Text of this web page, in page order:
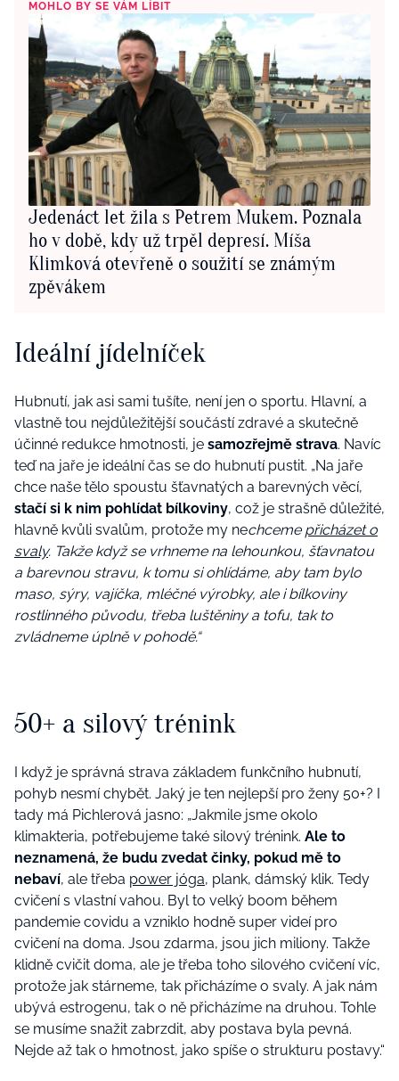
MOHLO BY SE VÁM LÍBIT
Jedenáct let žila s Petrem Mukem. Poznala
ho v době, kdy už trpěl depresí. Míša
Klimková otevřeně o soužití se známým
zpěvákem
Ideální jídelníček
Hubnutí, jak asi sami tušíte, není jen o sportu. Hlavní, a
vlastně tou nejdůležitější součástí zdravé a skutečně
účinné redukce hmotnosti, je samozřejmě strava. Navíc
teď na jaře je ideální čas se do hubnutí pustit. „Na jaře
chce naše tělo spoustu šťavnatých a barevných věcí,
stačí si k nim pohlídat bílkoviny, což je strašně důležité,
hlavně kvůli svalům, protože my nechceme přicházet o
svaly. Takže když se vrhneme na lehounkou, šťavnatou
a barevnou stravu, k tomu si ohlídáme, aby tam bylo
maso, sýry, vajíčka, mléčné výrobky, ale i bílkoviny
rostlinného původu, třeba luštěniny a tofu, tak to
zvládneme úplně v pohodě.“
50+ a silový trénink
I když je správná strava základem funkčního hubnutí,
pohyb nesmí chybět. Jaký je ten nejlepší pro ženy 50+? I
tady má Pichlerová jasno: „Jakmile jsme okolo
klimakteria, potřebujeme také silový trénink. Ale to
neznamená, že budu zvedat činky, pokud mě to
nebaví, ale třeba power jóga, plank, dámský klik. Tedy
cvičení s vlastní vahou. Byl to velký boom během
pandemie covidu a vzniklo hodně super videí pro
cvičení na doma. Jsou zdarma, jsou jich miliony. Takže
klidně cvičit doma, ale je třeba toho silového cvičení víc,
protože jak stárneme, tak přicházíme o svaly. A jak nám
ubývá estrogenu, tak o ně přicházíme na druhou. Tohle
se musíme snažit zabrzdit, aby postava byla pevná.
Nejde až tak o hmotnost, jako spíše o strukturu postavy.“